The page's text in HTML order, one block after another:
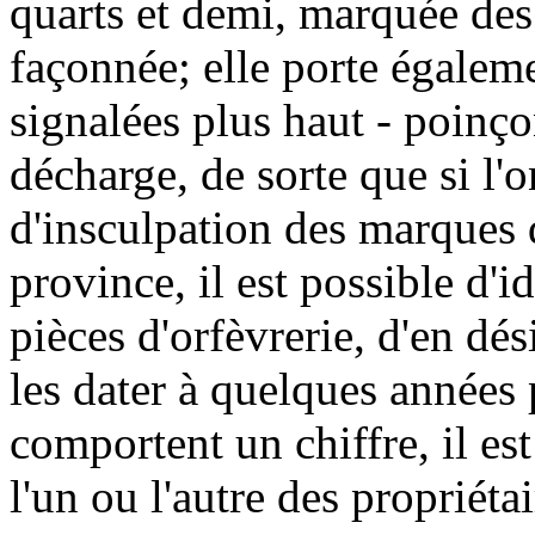
quarts et demi, marquée
façonnée; elle porte
signalées plus haut -
décharge, de sorte que si
d'insculpation des marques
province, il est possible
pièces d'orfèvrerie, d'en
les dater à quelques
comportent un chiffre, il
l'un ou l'autre des